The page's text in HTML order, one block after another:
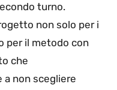
turno.
non solo per i
per il metodo con
che
non scegliere